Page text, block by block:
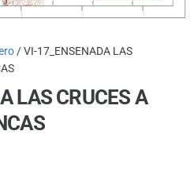
/ VI-17_ENSENADA LAS
LAS CRUCES A